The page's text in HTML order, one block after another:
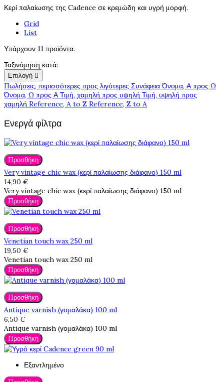
Κερί παλαίωσης της Cadence σε κρεμώδη και υγρή μορφή.
Grid
List
Υπάρχουν 11 προϊόντα.
Ταξινόμηση κατά:
Επιλογή 
Πωλήσεις, περισσότερες προς λιγότερες ΣυνάφειαΌνομα, Α προς Ω
Όνομα, Ω προς ΑΤιμή, χαμηλή προς υψηλή Τιμή, υψηλή προς
χαμηλή Reference, A to Z Reference, Z to A
Ενεργά φίλτρα
Προσθήκη
Very vintage chic wax (κερί παλαίωσης διάφανο) 150 ml
14,90 €
Very vintage chic wax (κερί παλαίωσης διάφανο) 150 ml
Προσθήκη
Προσθήκη
Venetian touch wax 250 ml
19,50 €
Venetian touch wax 250 ml
Προσθήκη
Προσθήκη
Antique varnish (γομαλάκα) 100 ml
6,50 €
Antique varnish (γομαλάκα) 100 ml
Προσθήκη
Εξαντλημένο